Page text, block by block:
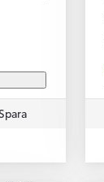
Spara